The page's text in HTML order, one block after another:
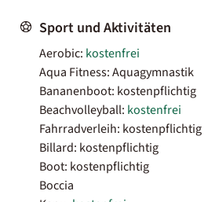
Sport und Aktivitäten
Aerobic: kostenfrei
Aqua Fitness: Aquagymnastik
Bananenboot: kostenpflichtig
Beachvolleyball: kostenfrei
Fahrradverleih: kostenpflichtig
Billard: kostenpflichtig
Boot: kostenpflichtig
Boccia